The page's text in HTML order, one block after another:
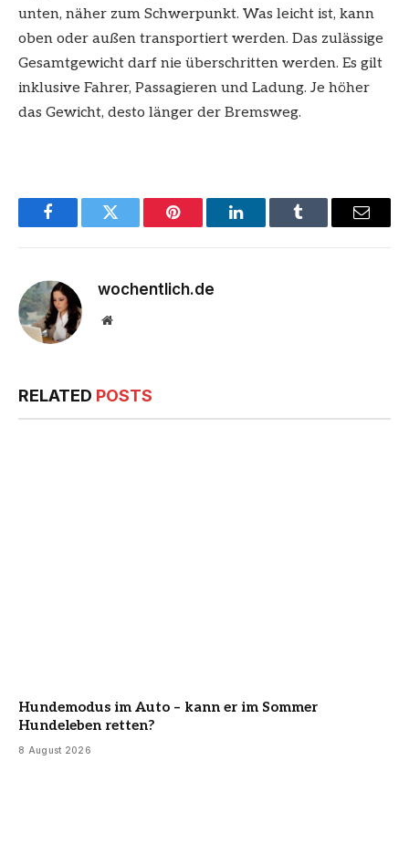
unten, näher zum Schwerpunkt. Was leicht ist, kann
oben oder außen transportiert werden. Das zulässige
Gesamtgewicht darf nie überschritten werden. Es gilt
inklusive Fahrer, Passagieren und Ladung. Je höher
das Gewicht, desto länger der Bremsweg.
FacebookTwitter Pinterest LinkedInTumblr Email
wochentlich.de
Website
RELATED POSTS
Hundemodus im Auto – kann er im Sommer
Hundeleben retten?
8 August 2026